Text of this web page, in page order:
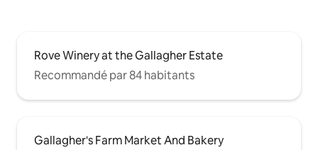
Rove Winery at the Gallagher Estate
Recommandé par 84 habitants
Gallagher's Farm Market And Bakery